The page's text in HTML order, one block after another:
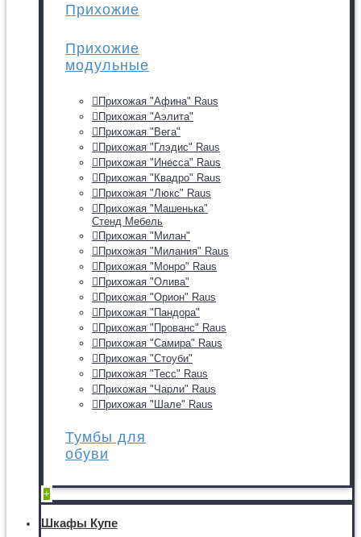
Прихожие
Прихожие
модульные
Прихожая "Афина" Raus
Прихожая "Аэлита"
Прихожая "Вега"
Прихожая "Глэдис" Raus
Прихожая "Инесса" Raus
Прихожая "Квадро" Raus
Прихожая "Люкс" Raus
Прихожая "Машенька"
Стенд Мебель
Прихожая "Милан"
Прихожая "Милания" Raus
Прихожая "Монро" Raus
Прихожая "Олива"
Прихожая "Орион" Raus
Прихожая "Пандора"
Прихожая "Прованс" Raus
Прихожая "Самира" Raus
Прихожая "Стоуби"
Прихожая "Тесс" Raus
Прихожая "Чарли" Raus
Прихожая "Шале" Raus
Тумбы для
обуви
+
Шкафы Купе